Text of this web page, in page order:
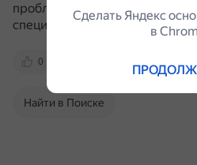
проблема не решена,
специалистам технической
0
Найти в Поиске
Сделать Яндекс
в